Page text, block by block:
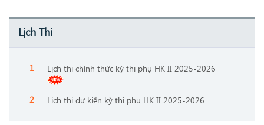
Lịch Thi
Lịch thi chính thức kỳ thi phụ HK II 2025-2026
Lịch thi dự kiến kỳ thi phụ HK II 2025-2026